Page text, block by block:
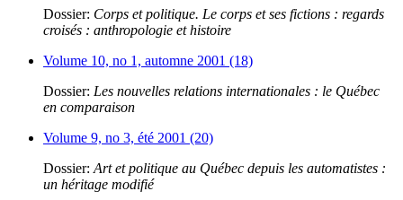
Dossier: Corps et politique. Le corps et ses fictions : regards
croisés : anthropologie et histoire
Volume 10, no 1, automne 2001 (18)
Dossier: Les nouvelles relations internationales : le Québec
en comparaison
Volume 9, no 3, été 2001 (20)
Dossier: Art et politique au Québec depuis les automatistes :
un héritage modifié